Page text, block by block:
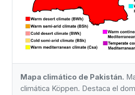
Mapa climático de Pakistán.
climática Köppen. Destaca el